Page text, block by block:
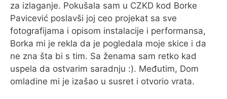
za izlaganje. Pokušala sam u CZKD kod Borke
Pavicević poslavši joj ceo projekat sa sve
fotografijama i opisom instalacije i performansa,
Borka mi je rekla da je pogledala moje skice i da
ne zna šta bi s tim. Sa ženama sam retko kad
uspela da ostvarim saradnju :). Međutim, Dom
omladine mi je izašao u susret i otvorio vrata.